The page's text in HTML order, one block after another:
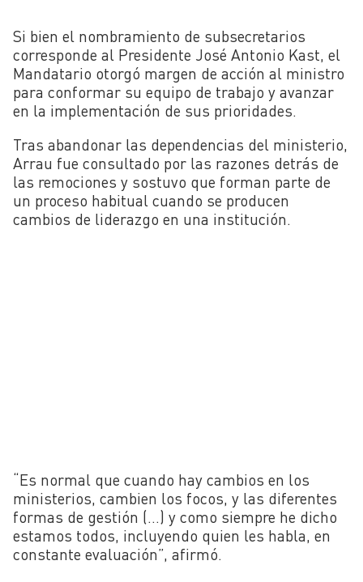
Si bien el nombramiento de subsecretarios
corresponde al Presidente José Antonio Kast, el
Mandatario otorgó margen de acción al ministro
para conformar su equipo de trabajo y avanzar
en la implementación de sus prioridades.
Tras abandonar las dependencias del ministerio,
Arrau fue consultado por las razones detrás de
las remociones y sostuvo que forman parte de
un proceso habitual cuando se producen
cambios de liderazgo en una institución.
“Es normal que cuando hay cambios en los
ministerios, cambien los focos, y las diferentes
formas de gestión (…) y como siempre he dicho
estamos todos, incluyendo quien les habla, en
constante evaluación”, afirmó.